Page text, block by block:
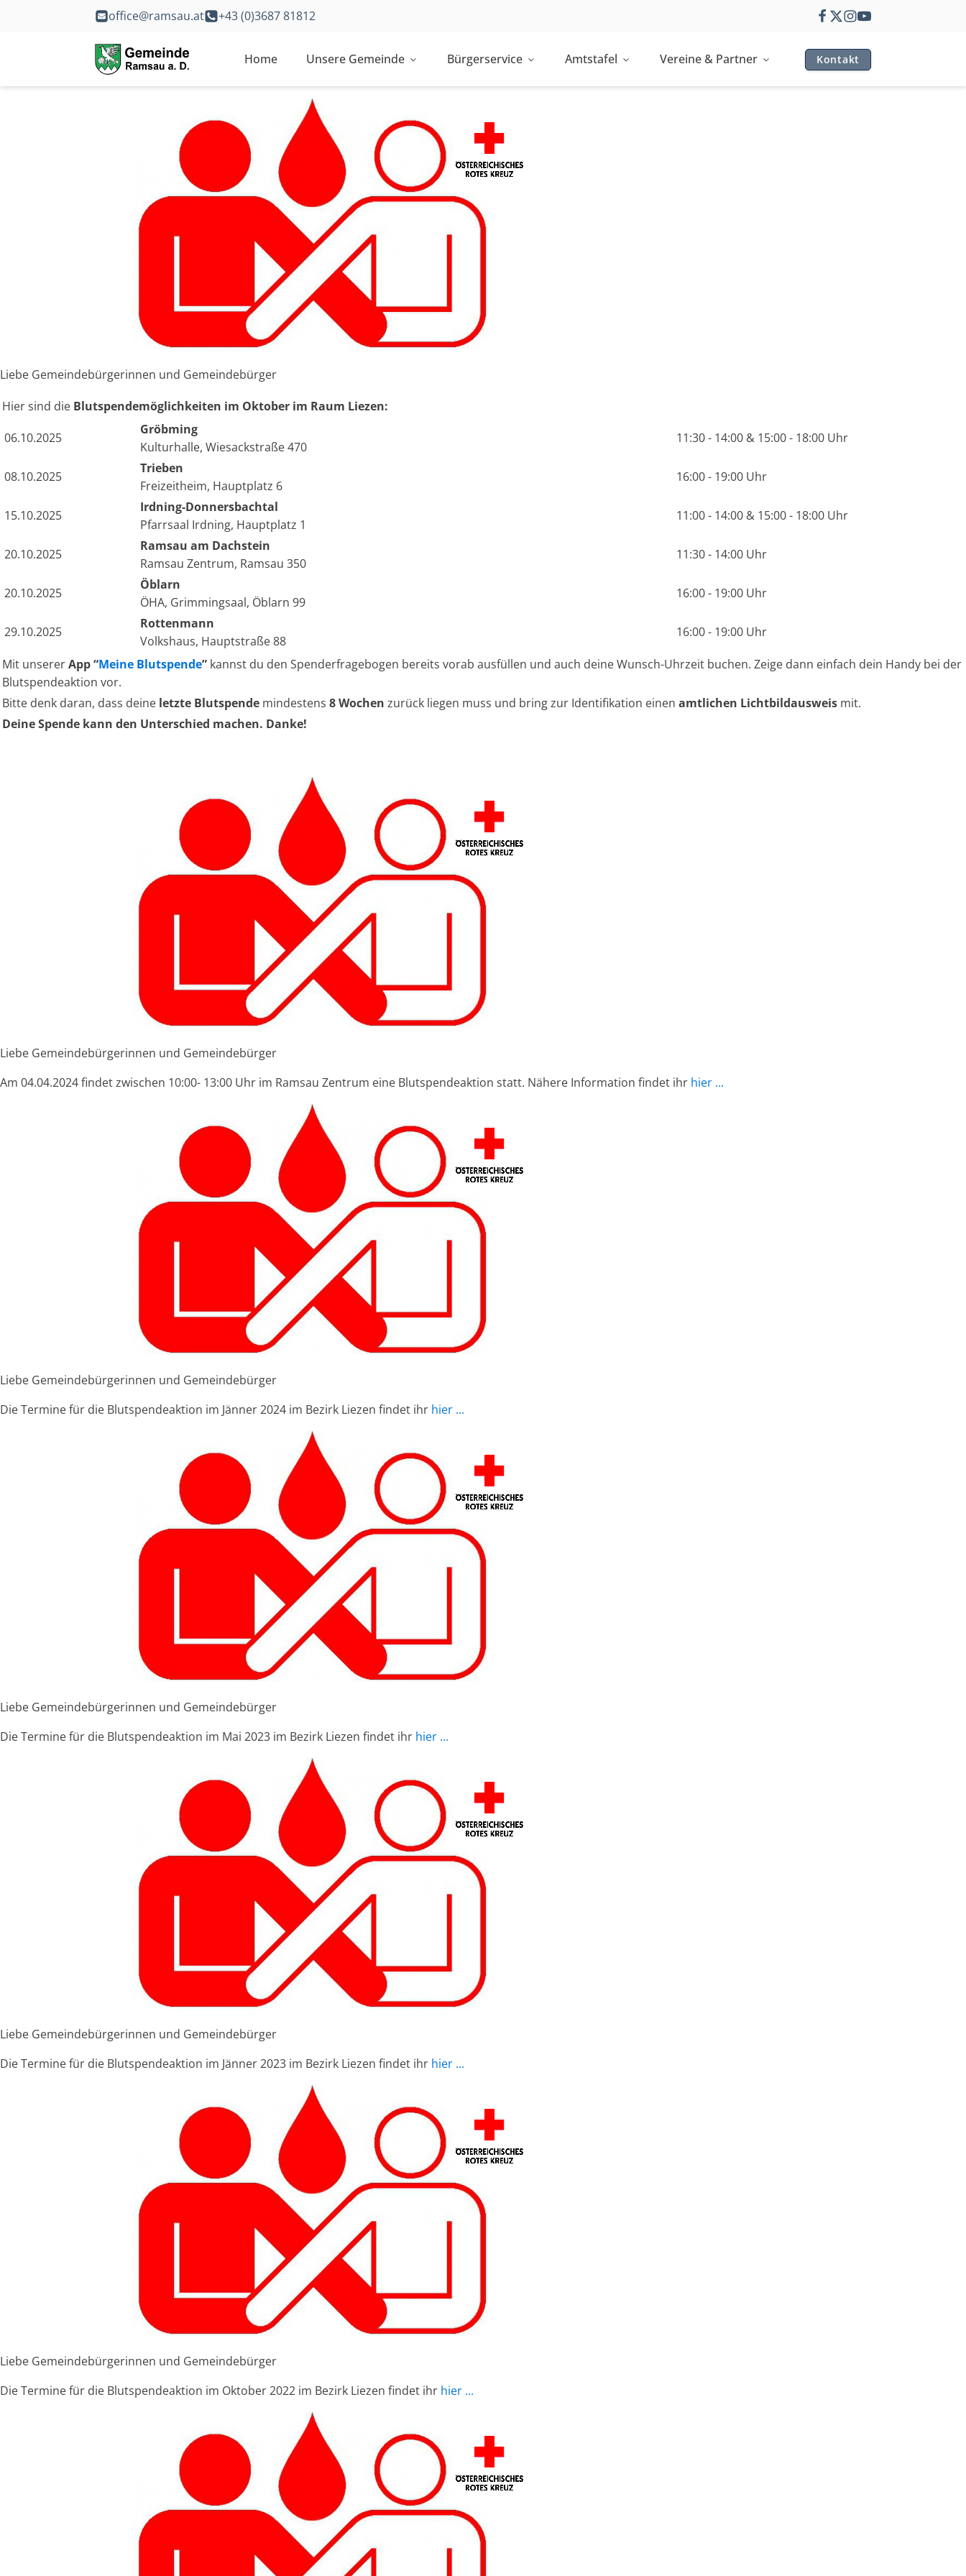
office@ramsau.at +43 (0)3687 81812
Home Unsere Gemeinde Bürgerservice Amtstafel Vereine & Partner Kontakt
Liebe Gemeindebürgerinnen und Gemeindebürger
Hier sind die Blutspendemöglichkeiten im Oktober im Raum Liezen:
06.10.2025
Gröbming
Kulturhalle, Wiesackstraße 470
11:30 - 14:00 & 15:00 - 18:00 Uhr
08.10.2025
Trieben
Freizeitheim, Hauptplatz 6
16:00 - 19:00 Uhr
15.10.2025
Irdning-Donnersbachtal
Pfarrsaal Irdning, Hauptplatz 1
11:00 - 14:00 & 15:00 - 18:00 Uhr
20.10.2025
Ramsau am Dachstein
Ramsau Zentrum, Ramsau 350
11:30 - 14:00 Uhr
20.10.2025
Öblarn
ÖHA, Grimmingsaal, Öblarn 99
16:00 - 19:00 Uhr
29.10.2025
Rottenmann
Volkshaus, Hauptstraße 88
16:00 - 19:00 Uhr
Mit unsererApp “Meine Blutspende” kannst du den Spenderfragebogen bereits vorab ausfüllen und auch deine Wunsch-Uhrzeit buchen. Zeige dann einfach dein Handy bei der
Blutspendeaktion vor.
Bitte denk daran, dass deine letzte Blutspende mindestens 8 Wochen zurück liegen muss und bring zur Identifikation einen amtlichen Lichtbildausweis mit.
Deine Spende kann den Unterschied machen. Danke!
Liebe Gemeindebürgerinnen und Gemeindebürger
Am 04.04.2024 findet zwischen 10:00- 13:00 Uhr im Ramsau Zentrum eine Blutspendeaktion statt. Nähere Information findet ihr hier ...
Liebe Gemeindebürgerinnen und Gemeindebürger
Die Termine für die Blutspendeaktion im Jänner 2024 im Bezirk Liezen findet ihr hier ...
Liebe Gemeindebürgerinnen und Gemeindebürger
Die Termine für die Blutspendeaktion im Mai 2023 im Bezirk Liezen findet ihr hier ...
Liebe Gemeindebürgerinnen und Gemeindebürger
Die Termine für die Blutspendeaktion im Jänner 2023 im Bezirk Liezen findet ihr hier ...
Liebe Gemeindebürgerinnen und Gemeindebürger
Die Termine für die Blutspendeaktion im Oktober 2022 im Bezirk Liezen findet ihr hier ...